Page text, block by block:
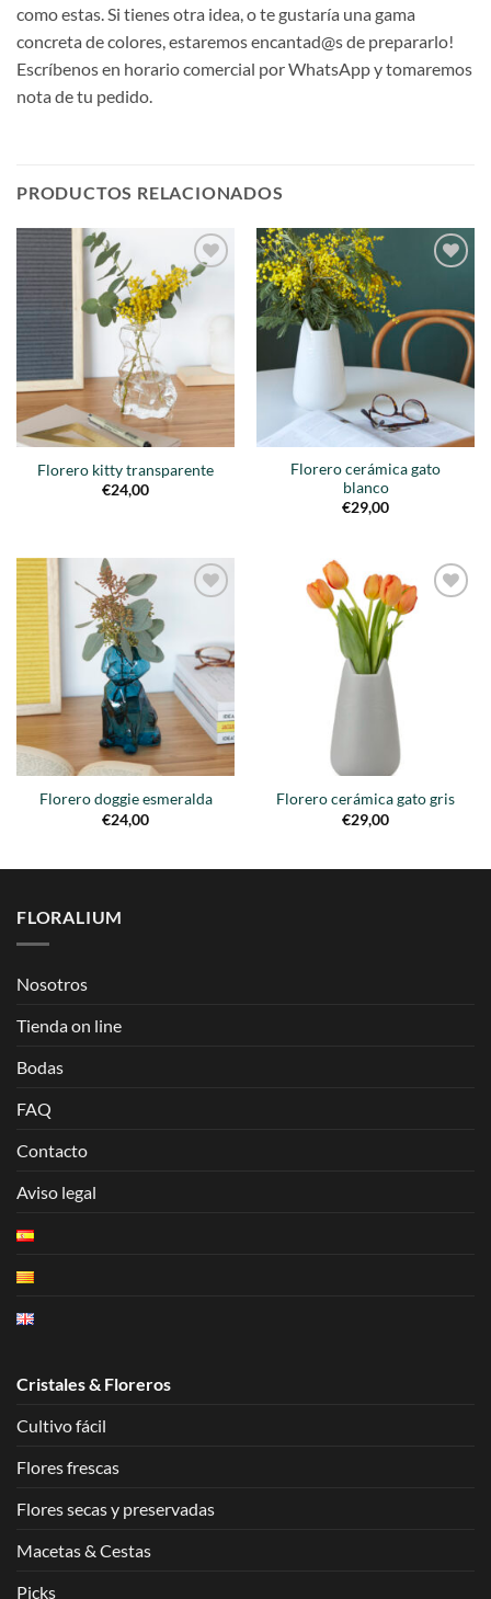
como estas. Si tienes otra idea, o te gustaría una gama
concreta de colores, estaremos encantad@s de prepararlo!
Escríbenos en horario comercial por WhatsApp y tomaremos
nota de tu pedido.
PRODUCTOS RELACIONADOS
Añadir
Florero kitty transparente
€24,00
lista de
deseos
Florero cerámica gato
blanco
€29,00
lista de
deseos
Florero doggie esmeralda
€24,00
Florero cerámica gato gris
€29,00
FLORALIUM
Nosotros
Tienda on line
Bodas
FAQ
Contacto
Aviso legal
Cristales & Floreros
Cultivo fácil
Flores frescas
Flores secas y preservadas
Macetas & Cestas
Picks